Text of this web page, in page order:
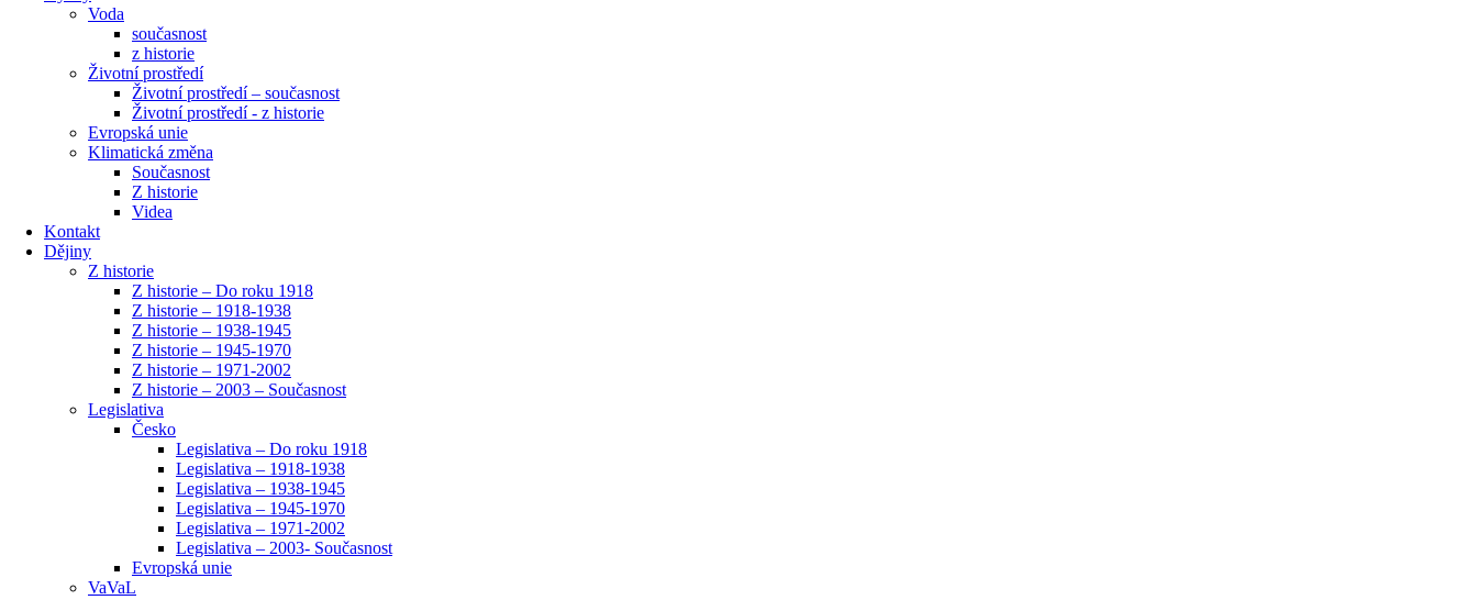
Voda
současnost
z historie
Životní prostředí
Životní prostředí – současnost
Životní prostředí ​- z historie
Evropská unie
Klimatická změna
Současnost
Z historie
Videa
Kontakt
Dějiny
Z historie
Z historie – Do roku 1918
Z historie – 1918-1938
Z historie – 1938-1945
Z historie – 1945-1970
Z historie – 1971-2002
Z historie – 2003 – Současnost
Legislativa
Česko
Legislativa – Do roku 1918
Legislativa – 1918-1938
Legislativa – 1938-1945
Legislativa – 1945-1970
Legislativa – 1971-2002
Legislativa – 2003- Současnost
Evropská unie
VaVaL